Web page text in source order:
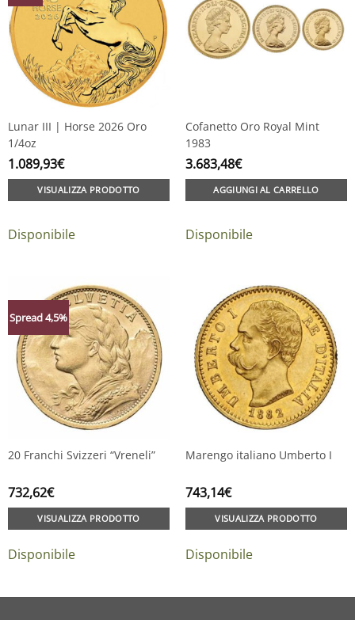
Lunar III | Horse 2026 Oro
1/4oz
1.089,93€
VISUALIZZA PRODOTTO
Disponibile
Cofanetto Oro Royal Mint
1983
3.683,48€
AGGIUNGI AL CARRELLO
Disponibile
Spread 4,5%
20 Franchi Svizzeri “Vreneli”
732,62€
VISUALIZZA PRODOTTO
Disponibile
Marengo italiano Umberto I
743,14€
VISUALIZZA PRODOTTO
Disponibile